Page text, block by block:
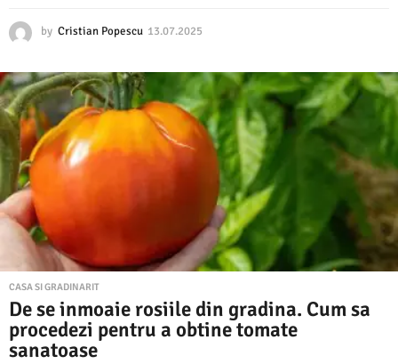
by Cristian Popescu 13.07.2025
0
7
.
2
CASA SI GRADINARIT
De se inmoaie rosiile din gradina. Cum sa
procedezi pentru a obtine tomate
sanatoase